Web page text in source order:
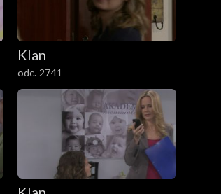
Klan
odc. 2741